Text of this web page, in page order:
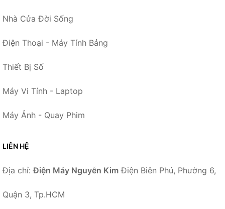
Nhà Cửa Đời Sống
Điện Thoại - Máy Tính Bảng
Thiết Bị Số
Máy Vi Tính - Laptop
Máy Ảnh - Quay Phim
LIÊN HỆ
Địa chỉ:Điện Máy Nguyễn Kim Điện Biên Phủ, Phường 6,
Quận 3, Tp.HCM